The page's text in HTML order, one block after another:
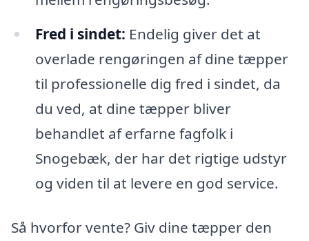
Fred i sindet: Endelig giver det at
overlade rengøringen af dine tæpper
til professionelle dig fred i sindet, da
du ved, at dine tæpper bliver
behandlet af erfarne fagfolk i
Snogebæk, der har det rigtige udstyr
og viden til at levere en god service.
Så hvorfor vente? Giv dine tæpper den